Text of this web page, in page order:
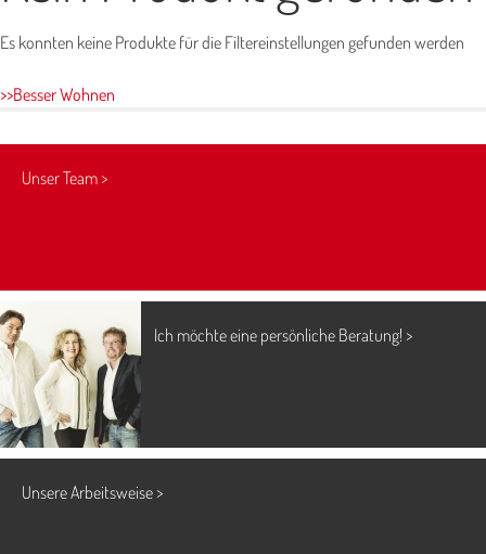
Aktuelles >
Es konnten keine Produkte für die Filtereinstellungen gefunden werden
>>Besser Wohnen
Unser Team >
Ich möchte eine persönliche Beratung! >
Unsere Arbeitsweise >